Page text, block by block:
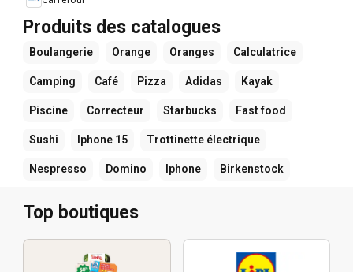
Produits des catalogues
Boulangerie Orange Oranges Calculatrice
Camping Café Pizza Adidas Kayak
Piscine Correcteur Starbucks Fast food
Sushi Iphone 15 Trottinette électrique
Nespresso Domino Iphone Birkenstock
Top boutiques